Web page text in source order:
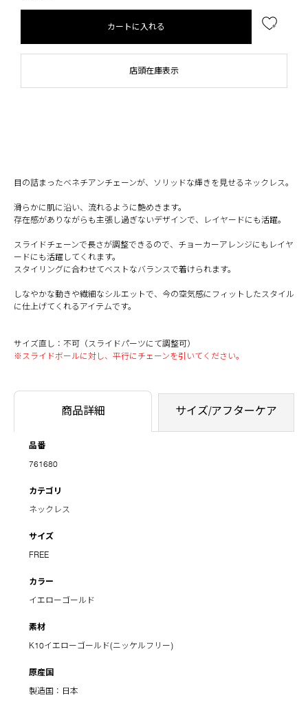
カートに入れる
店頭在庫表示
目の詰まったベネチアンチェーンが、ソリッドな輝きを見せるネックレス。
滑らかに肌に沿い、流れるように艶めきます。
存在感がありながらも主張し過ぎないデザインで、レイヤードにも活躍。
スライドチェーンで長さが調整できるので、チョーカーアレンジにもレイヤ
ードにも活躍してくれます。
スタイリングに合わせてベストなバランスで着けられます。
しなやかな動きや繊細なシルエットで、今の空気感にフィットしたスタイル
に仕上げてくれるアイテムです。
サイズ直し：不可（スライドパーツにて調整可）
※スライドボールに対し、平行にチェーンを引いてください。
商品詳細 サイズ/アフターケア
品番
761680
カテゴリ
ネックレス
サイズ
FREE
カラー
イエローゴールド
素材
K10イエローゴールド(ニッケルフリー)
原産国
製造国：日本